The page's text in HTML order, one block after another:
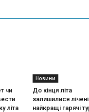
чи
літа
Новини
До кінця літа
залишилися лічені
найкращі гарячі